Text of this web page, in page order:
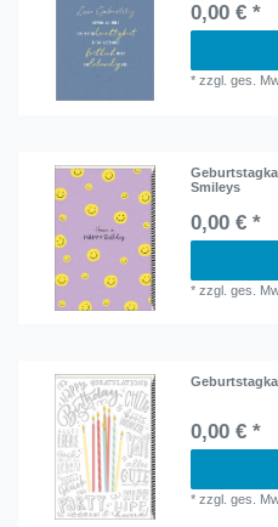
0,00 € *
*zzgl. ges.
Smileys
0,00 € *
*zzgl. ges.
0,00 € *
*zzgl. ges.